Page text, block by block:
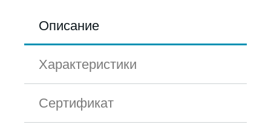
Описание
Характеристики
Сертификат